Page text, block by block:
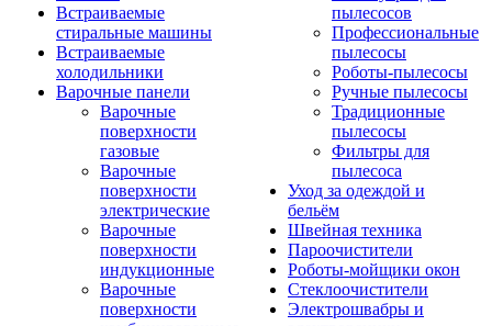
Встраиваемые
стиральные машины
Встраиваемые
холодильники
Варочные панели
Варочные
поверхности
газовые
Варочные
поверхности
электрические
Варочные
поверхности
индукционные
Варочные
поверхности
пылесосов
Профессиональные
пылесосы
Роботы-пылесосы
Ручные пылесосы
Традиционные
пылесосы
Фильтры для
пылесоса
Уход за одеждой и
бельём
Швейная техника
Пароочистители
Роботы-мойщики окон
Стеклоочистители
Электрошвабры и